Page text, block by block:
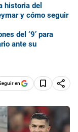
historia del
y cómo seguir
del ‘9’ para
ante su
en